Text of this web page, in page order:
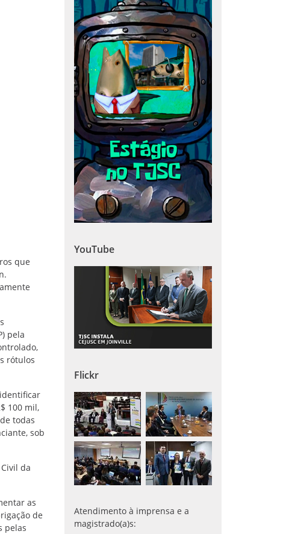
que
pela
rótulos
100 mil,
todas
sob
da
as
de
pelas
YouTube
Flickr
Atendimento à imprensa e a
magistrado(a)s: